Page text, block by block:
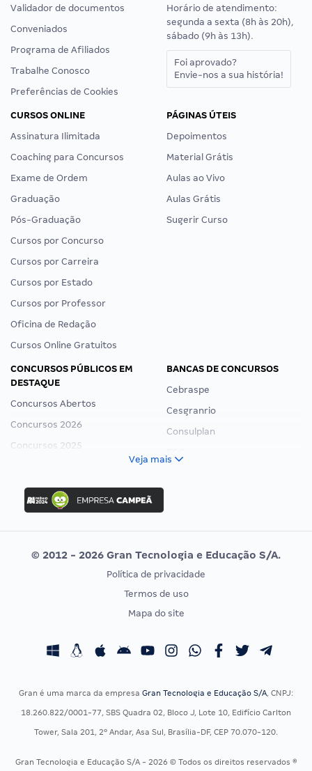
Validador de documentos
Conveniados
Programa de Afiliados
Trabalhe Conosco
Preferências de Cookies
Horário de atendimento:
segunda a sexta (8h às 20h),
sábado (9h às 13h).
Foi aprovado?
Envie-nos a sua história!
CURSOS ONLINE
Assinatura Ilimitada
Coaching para Concursos
Exame de Ordem
Graduação
Pós-Graduação
Cursos por Concurso
Cursos por Carreira
Cursos por Estado
Cursos por Professor
Oficina de Redação
Cursos Online Gratuitos
PÁGINAS ÚTEIS
Depoimentos
Material Grátis
Aulas ao Vivo
Aulas Grátis
Sugerir Curso
CONCURSOS PÚBLICOS EM
DESTAQUE
Concursos Abertos
Concursos 2026
Concursos 2025
Concurso Ibama
Concurso MPU
Editais publicados
BANCAS DE CONCURSOS
Cebraspe
Cesgranrio
Consulplan
Vunesp
CONCURSOS POR PROFISSÃO
Concursos Fiscais
Concursos Saúde
Residência Multiprofissional
EXAME DE ORDEM
Calendário OAB
Veja mais
© 2012 - 2026 Gran Tecnologia e Educação S/A.
Política de privacidade
Termos de uso
Mapa do site
Gran é uma marca da empresa Gran Tecnologia e Educação S/A, CNPJ:
18.260.822/0001-77, SBS Quadra 02, Bloco J, Lote 10, Edifício Carlton
Tower, Sala 201, 2º Andar, Asa Sul, Brasília-DF, CEP 70.070-120.
Gran Tecnologia e Educação S/A - 2026 © Todos os direitos reservados ®